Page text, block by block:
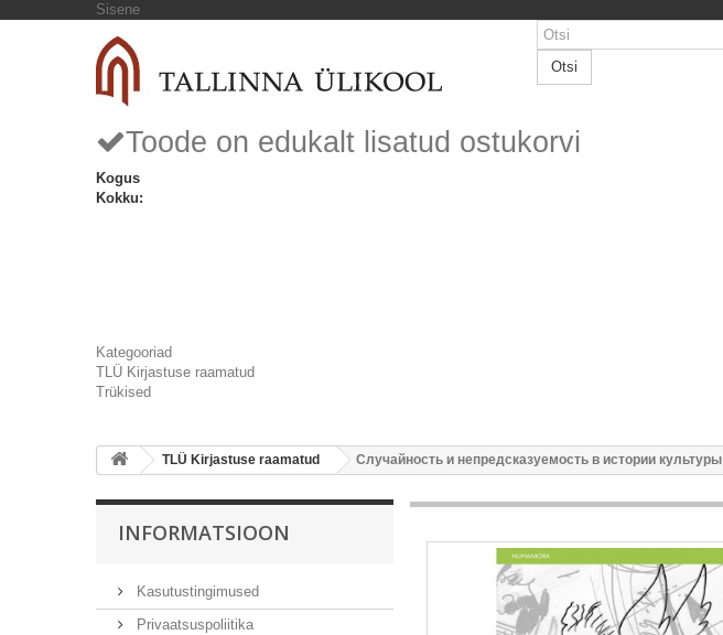
Sisene
Otsi
Toode on edukalt lisatud ostukorvi
Kogus
Kokku:
Kategooriad
TLÜ Kirjastuse raamatud
Trükised
TLÜ Kirjastuse raamatud Случайность и непредсказуемость в истории культуры
INFORMATSIOON
Kasutustingimused
Privaatsuspoliitika